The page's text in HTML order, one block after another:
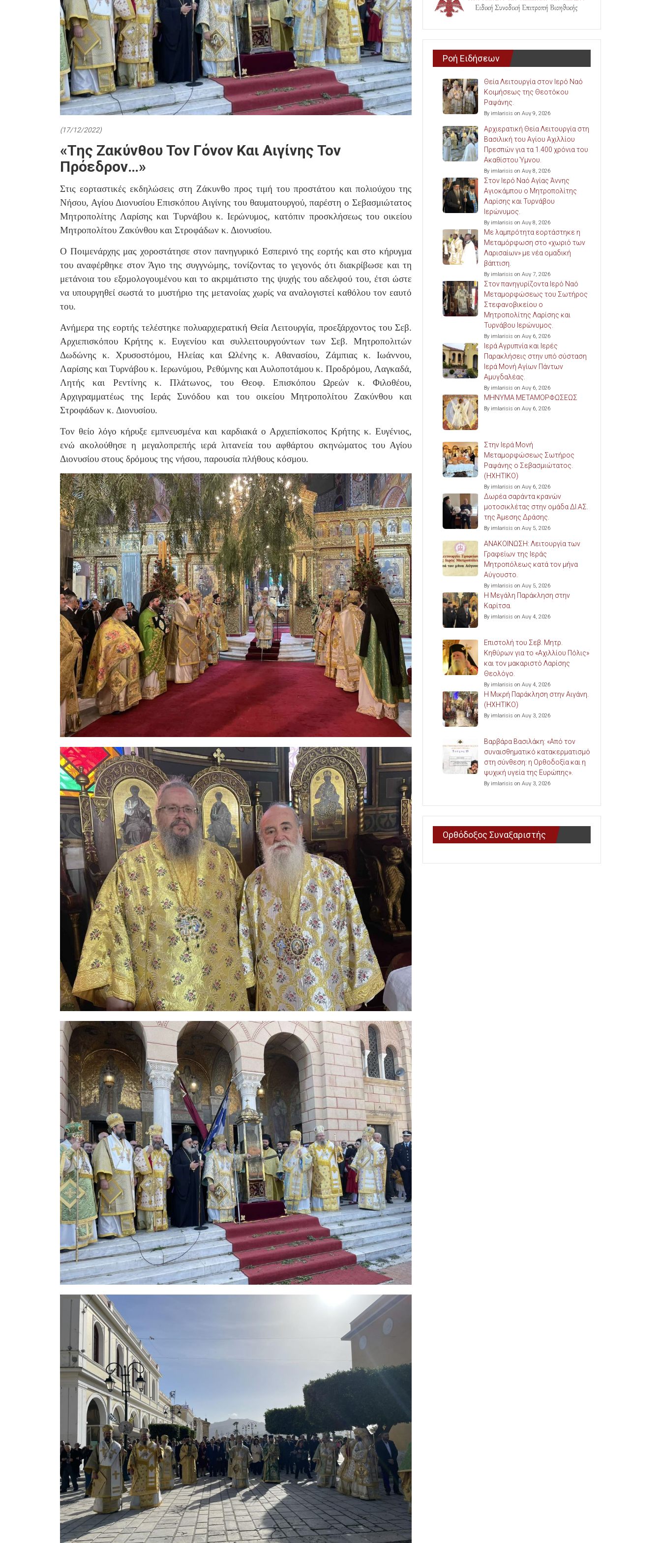
(17/12/2022)
«Της Ζακύνθου Τον Γόνον Και Αιγίνης Τον
Πρόεδρον…»
Στις εορταστικές εκδηλώσεις στη Ζάκυνθο προς τιμή του προστάτου και πολιούχου της
Νήσου, Αγίου Διονυσίου Επισκόπου Αιγίνης του θαυματουργού, παρέστη ο Σεβασμιώτατος
Μητροπολίτης Λαρίσης και Τυρνάβου κ. Ιερώνυμος, κατόπιν προσκλήσεως του οικείου
Μητροπολίτου Ζακύνθου και Στροφάδων κ. Διονυσίου.
Ο Ποιμενάρχης μας χοροστάτησε στον πανηγυρικό Εσπερινό της εορτής και στο κήρυγμα
του αναφέρθηκε στον Άγιο της συγγνώμης, τονίζοντας το γεγονός ότι διακρίβωσε και τη
μετάνοια του εξομολογουμένου και το ακριμάτιστο της ψυχής του αδελφού του, έτσι ώστε
να υπουργηθεί σωστά το μυστήριο της μετανοίας χωρίς να αναλογιστεί καθόλου τον εαυτό
του.
Ανήμερα της εορτής τελέστηκε πολυαρχιερατική Θεία Λειτουργία, προεξάρχοντος του Σεβ.
Αρχιεπισκόπου Κρήτης κ. Ευγενίου και συλλειτουργούντων των Σεβ. Μητροπολιτών
Δωδώνης κ. Χρυσοστόμου, Ηλείας και Ωλένης κ. Αθανασίου, Ζάμπιας κ. Ιωάννου,
Λαρίσης και Τυρνάβου κ. Ιερωνύμου, Ρεθύμνης και Αυλοποτάμου κ. Προδρόμου, Λαγκαδά,
Λητής και Ρεντίνης κ. Πλάτωνος, του Θεοφ. Επισκόπου Ωρεών κ. Φιλοθέου,
Αρχιγραμματέως της Ιεράς Συνόδου και του οικείου Μητροπολίτου Ζακύνθου και
Στροφάδων κ. Διονυσίου.
Τον θείο λόγο κήρυξε εμπνευσμένα και καρδιακά ο Αρχιεπίσκοπος Κρήτης κ. Ευγένιος,
ενώ ακολούθησε η μεγαλοπρεπής ιερά λιτανεία του αφθάρτου σκηνώματος του Αγίου
Διονυσίου στους δρόμους της νήσου, παρουσία πλήθους κόσμου.
Ροή Ειδήσεων
Θεία Λειτουργία στον Ιερό Ναό
Κοιμήσεως της Θεοτόκου
Ραψάνης.
By imlarisis on Αυγ 9, 2026
Αρχιερατική Θεία Λειτουργία στη
Βασιλική του Αγίου Αχιλλίου
Πρεσπών για τα 1.400 χρόνια του
Ακαθίστου Ύμνου.
By imlarisis on Αυγ 8, 2026
Στον Ιερό Ναό Αγίας Άννης
Αγιοκάμπου ο Μητροπολίτης
Λαρίσης και Τυρνάβου
Ιερώνυμος.
By imlarisis on Αυγ 8, 2026
Με λαμπρότητα εορτάστηκε η
Μεταμόρφωση στο «χωριό των
Λαρισαίων» με νέα ομαδική
βάπτιση.
By imlarisis on Αυγ 7, 2026
Στον πανηγυρίζοντα Ιερό Ναό
Μεταμορφώσεως του Σωτήρος
Στεφανοβικείου ο
Μητροπολίτης Λαρίσης και
Τυρνάβου Ιερώνυμος.
By imlarisis on Αυγ 6, 2026
Ιερά Αγρυπνία και Ιερές
Παρακλήσεις στην υπό σύσταση
Ιερά Μονή Αγίων Πάντων
Αμυγδαλέας.
By imlarisis on Αυγ 6, 2026
ΜΗΝΥΜΑ ΜΕΤΑΜΟΡΦΩΣΕΩΣ
By imlarisis on Αυγ 6, 2026
Στην Ιερά Μονή
Μεταμορφώσεως Σωτήρος
Ραψάνης ο Σεβασμιώτατος.
(ΗΧΗΤΙΚΟ)
By imlarisis on Αυγ 6, 2026
Δωρέα σαράντα κρανών
μοτοσικλέτας στην ομάδα ΔΙ.ΑΣ.
της Άμεσης Δράσης.
By imlarisis on Αυγ 5, 2026
ΑΝΑΚΟΙΝΩΣΗ: Λειτουργία των
Γραφείων της Ιεράς
Μητροπόλεως κατά τον μήνα
Αύγουστο.
By imlarisis on Αυγ 5, 2026
Η Μεγάλη Παράκληση στην
Καρίτσα.
By imlarisis on Αυγ 4, 2026
Επιστολή του Σεβ. Μητρ.
Κηθύρων για το «Αχιλλίου Πόλις»
και τον μακαριστό Λαρίσης
Θεολόγο.
By imlarisis on Αυγ 4, 2026
Η Μικρή Παράκληση στην Αιγάνη.
(ΗΧΗΤΙΚΟ)
By imlarisis on Αυγ 3, 2026
Βαρβάρα Βασιλάκη: «Από τον
συναισθηματικό κατακερματισμό
στη σύνθεση: η Ορθοδοξία και η
ψυχική υγεία της Ευρώπης».
By imlarisis on Αυγ 3, 2026
Ορθόδοξος Συναξαριστής